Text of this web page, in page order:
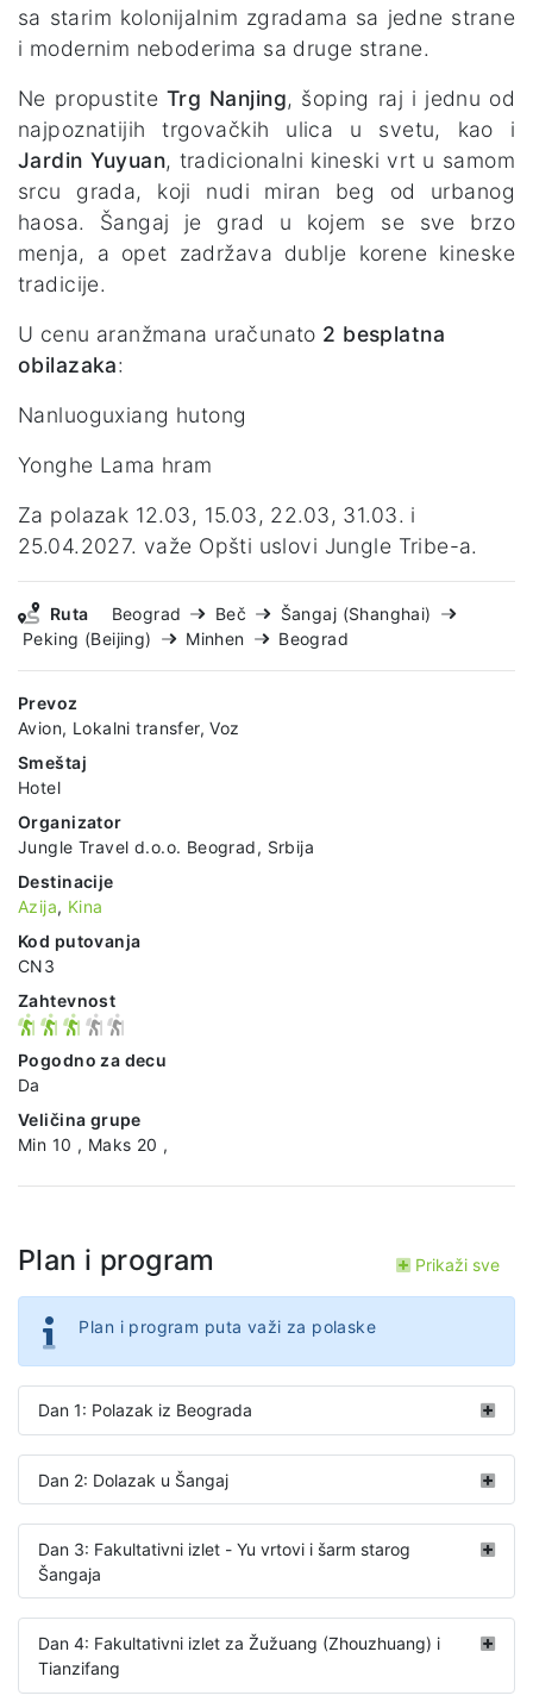
sa starim kolonijalnim zgradama sa jedne strane
i modernim neboderima sa druge strane.
Ne propustite Trg Nanjing, šoping raj i jednu od
najpoznatijih trgovačkih ulica u svetu, kao i
Jardin Yuyuan, tradicionalni kineski vrt u samom
srcu grada, koji nudi miran beg od urbanog
haosa. Šangaj je grad u kojem se sve brzo
menja, a opet zadržava dublje korene kineske
tradicije.
U cenu aranžmana uračunato 2 besplatna
obilazaka:
Nanluoguxiang hutong
Yonghe Lama hram
Za polazak 12.03, 15.03, 22.03, 31.03. i
25.04.2027. važe Opšti uslovi Jungle Tribe-a.
Ruta Beograd Beč
Šangaj (Shanghai)
Peking (Beijing)
Minhen Beograd
Prevoz
Avion, Lokalni transfer, Voz
Smeštaj
Hotel
Organizator
Jungle Travel d.o.o. Beograd, Srbija
Destinacije
Azija, Kina
Kod putovanja
CN3
Zahtevnost
Pogodno za decu
Da
Veličina grupe
Min 10 , Maks 20 ,
Plan i program Prikaži sve
Plan i program puta važi za polaske
Dan 1: Polazak iz Beograda
Dan 2: Dolazak u Šangaj
Dan 3: Fakultativni izlet - Yu vrtovi i šarm starog
Šangaja
Dan 4: Fakultativni izlet za Žužuang (Zhouzhuang) i
Tianzifang